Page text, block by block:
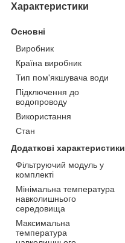
Характеристики
Основні
Виробник
Країна виробник
Тип пом'якшувача води
Підключення до
водопроводу
Використання
Стан
Додаткові характеристики
Фільтруючий модуль у
комплекті
Мінімальна температура
навколишнього
середовища
Максимальна
температура